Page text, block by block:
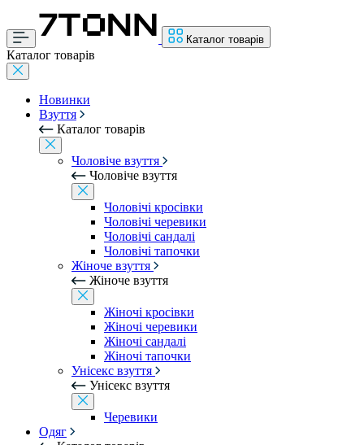
Каталог товарів
Каталог товарів
Новинки
Взуття
Каталог товарів
Чоловіче взуття
Чоловіче взуття
Чоловічі кросівки
Чоловічі черевики
Чоловічі сандалі
Чоловічі тапочки
Жіноче взуття
Жіноче взуття
Жіночі кросівки
Жіночі черевики
Жіночі сандалі
Жіночі тапочки
Унісекс взуття
Унісекс взуття
Черевики
Одяг